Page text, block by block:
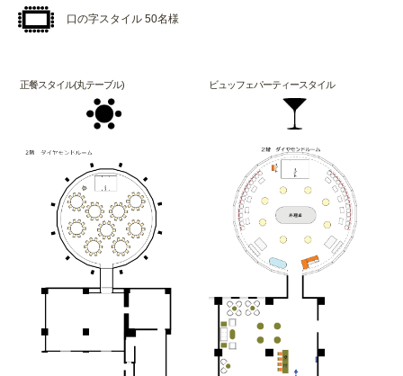
口の字スタイル 50名様
正餐スタイル(丸テーブル) ビュッフェパーティースタイル